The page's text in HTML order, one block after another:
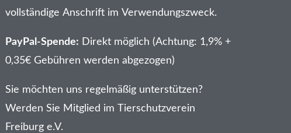
vollständige Anschrift im Verwendungszweck.
PayPal-Spende: Direkt möglich (Achtung: 1,9% +
0,35€ Gebühren werden abgezogen)
Sie möchten uns regelmäßig unterstützen?
Werden Sie Mitglied im Tierschutzverein
Freiburg e.V.